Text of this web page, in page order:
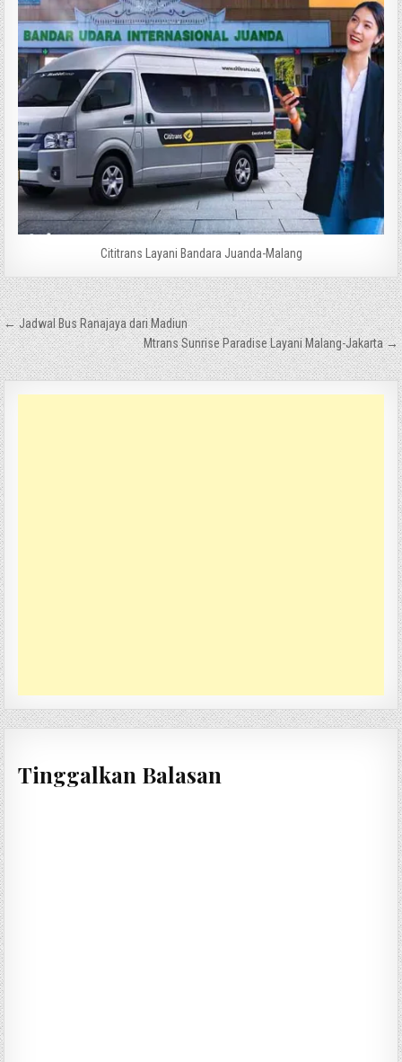
Cititrans Layani Bandara Juanda-Malang
Navigasi
pos
← Jadwal Bus Ranajaya dari Madiun
Mtrans Sunrise Paradise Layani Malang-Jakarta →
Tinggalkan Balasan